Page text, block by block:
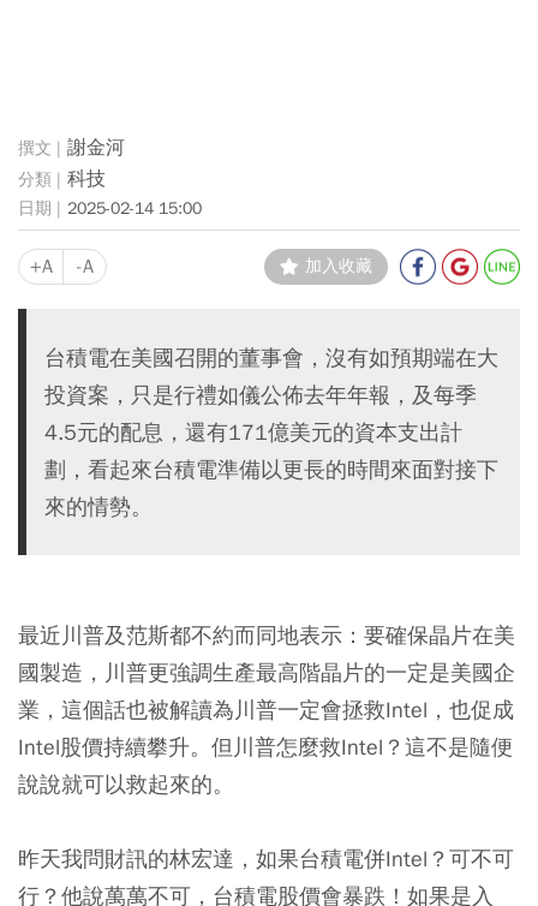
謝金河
科技
2025-02-14 15:00
+A -A 加入收藏
台積電在美國召開的董事會，沒有如預期端在大
投資案，只是行禮如儀公佈去年年報，及每季
4.5元的配息，還有171億美元的資本支出計
劃，看起來台積電準備以更長的時間來面對接下
來的情勢。
最近川普及范斯都不約而同地表示：要確保晶片在美
國製造，川普更強調生產最高階晶片的一定是美國企
業，這個話也被解讀為川普一定會拯救Intel，也促成
Intel股價持續攀升。但川普怎麼救Intel？這不是隨便
說說就可以救起來的。
昨天我問財訊的林宏達，如果台積電併Intel？可不可
行？他說萬萬不可，台積電股價會暴跌！如果是入